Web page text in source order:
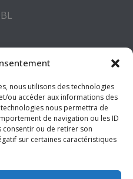
nous utilisons des technologies
ou accéder aux informations des
nous permettra de
de navigation ou les ID
consentir ou de retirer son
sur certaines caractéristiques